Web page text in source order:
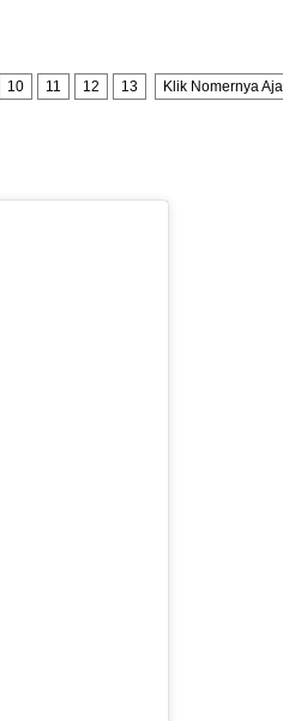
10 11 12 13 Klik Nomernya Aja